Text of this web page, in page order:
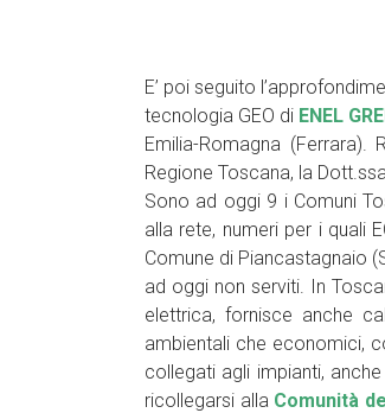
E’ poi seguito
tecnologia GEO di ENEL
Emilia-Romagna (Ferrara).
Regione Toscana, la
Sono ad oggi 9 i Comuni
alla rete, numeri per i quali
Comune di Piancastagnaio
ad oggi non serviti. In
elettrica, fornisce anche
ambientali che economici,
collegati agli impianti,
ricollegarsi alla Comunità